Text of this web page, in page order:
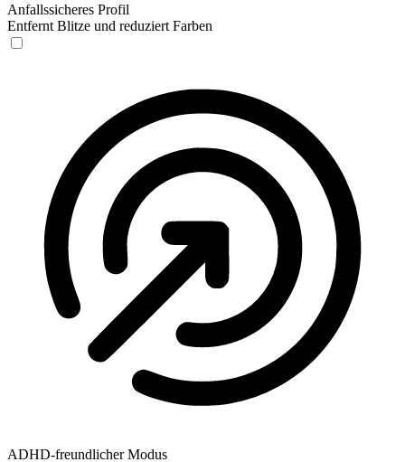
Anfallssicheres Profil
Entfernt Blitze und reduziert Farben
ADHD-freundlicher Modus